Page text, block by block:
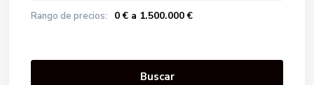
Rango de precios: 0 € a 1.500.000 €
Buscar